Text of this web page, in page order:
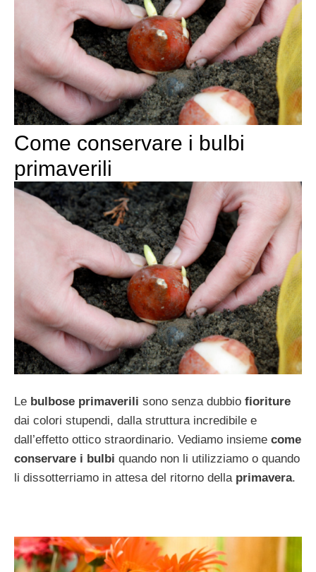
Come conservare i bulbi
primaverili
Le bulbose primaverili sono senza dubbio fioriture
dai colori stupendi, dalla struttura incredibile e
dall’effetto ottico straordinario. Vediamo insieme come
conservare i bulbi quando non li utilizziamo o quando
li dissotterriamo in attesa del ritorno della primavera.